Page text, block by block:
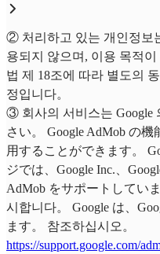
② 처리하고 있는 개인정보
용되지 않으며, 이용 목적
법 제 18조에 따라 별도의
정입니다。
③ 회사의 서비스는 Google
さい。 Google AdMob の機
用することができます。
ジでは、Google Inc.、
AdMob をサポートしてい
시합니다。 Google は、
ます。 참조하십시오。
https://support.google.com/